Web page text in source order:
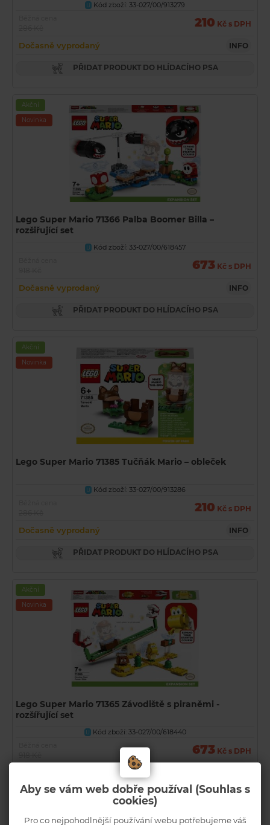
Aby se vám web dobře používal (Souhlas s
cookies)
Pro co nejpohodlnější používání webu potřebujeme váš
U
Kód zboží: 33-027/00/913279
210 Kč s DPH
Dočasně vyprodaný INFO
PŘIDAT PRODUKT DO HLÍDACÍHO PSA
Akční
Novinka
Lego Super Mario 71366 Palba Boomer Billa –
rozšiřující set
U Kód zboží: 33-027/00/618457
673 Kč s DPH
Dočasně vyprodaný INFO
PŘIDAT PRODUKT DO HLÍDACÍHO PSA
Akční
Novinka
Lego Super Mario 71385 Tučňák Mario – obleček
U Kód zboží: 33-027/00/913286
210 Kč s DPH
Dočasně vyprodaný INFO
PŘIDAT PRODUKT DO HLÍDACÍHO PSA
Akční
Novinka
Lego Super Mario 71365 Závodiště s piraněmi -
rozšířující set
U Kód zboží: 33-027/00/618440
673 Kč s DPH
PŘIDAT PRODUKT DO HLÍDACÍHO PSA